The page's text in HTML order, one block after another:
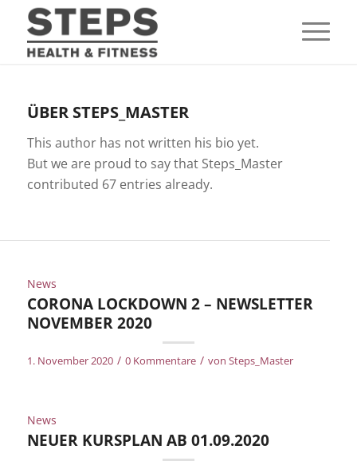
ÜBER STEPS_MASTER
This author has not written his bio yet.
But we are proud to say that Steps_Master
contributed 67 entries already.
News
CORONA LOCKDOWN 2 – NEWSLETTER
NOVEMBER 2020
1. November 2020 / 0 Kommentare / von Steps_Master
News
NEUER KURSPLAN AB 01.09.2020